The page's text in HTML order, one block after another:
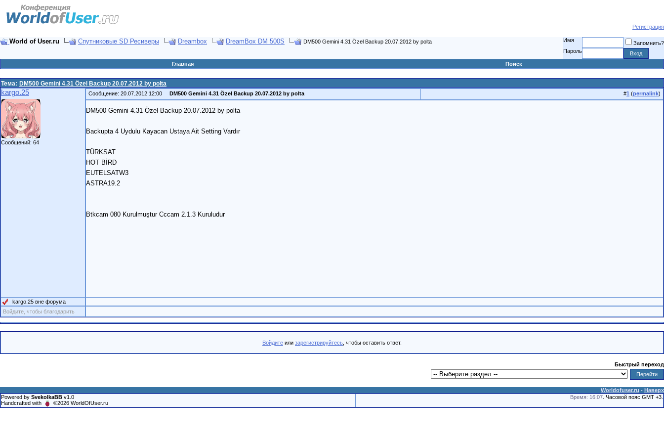
Регистрация
World of User.ru Спутниковые SD Ресиверы Dreambox DreamBox DM 500S DM500 Gemini 4.31 Özel Backup 20.07.2012 by polta Имя
Запомнить?
Пароль
Главная Поиск
Тема: DM500 Gemini 4.31 Özel Backup 20.07.2012 by polta
kargo.25
Сообщений: 64
Сообщение: 20.07.2012 12:00 DM500 Gemini 4.31 Özel Backup 20.07.2012 by polta #1 (permalink)
DM500 Gemini 4.31 Özel Backup 20.07.2012 by polta
Backupta 4 Uydulu Kayacan Ustaya Ait Setting Vardır
TÜRKSAT
HOT BİRD
EUTELSATW3
ASTRA19.2
Btkcam 080 Kurulmuştur Cccam 2.1.3 Kuruludur
kargo.25 вне форума
Войдите, чтобы благодарить
Войдите или зарегистрируйтесь , чтобы оставить ответ.
Быстрый переход
Worldofuser.ru - Наверх
Powered by SvekolkaBB v1.0
Handcrafted with
©2026 WorldOfUser.ru
Время: 16:07 . Часовой пояс GMT +3.